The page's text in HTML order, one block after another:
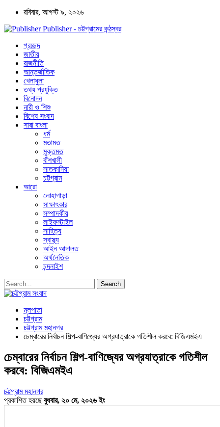
রবিবার, আগস্ট ৯, ২০২৬
Publisher - চট্টগ্রামের কন্ঠস্বর
প্রচ্ছদ
জাতীয়
রাজনীতি
আন্তর্জাতিক
খেলাধুলা
তথ্য প্রযুক্তি
বিনোদন
নারী ও শিশু
বিশেষ সংবাদ
সারা বাংলা
ধর্ম
মতামত
মুক্তমত
বাঁশখালী
সাতকানিয়া
চট্টগ্রাম
আরো
লোহাগাড়া
সাক্ষাৎকার
সম্পাদকীয়
লাইফস্টাইল
সাহিত্য
স্বাস্থ্য
আইন আদালত
অর্থনৈতিক
চন্দনাইশ
মূলপাতা
চট্টগ্রাম
চট্টগ্রাম মহানগর
চেম্বারের নির্বাচন শিল্প-বাণিজ্যের অগ্রযাত্রাকে গতিশীল করবে: বিজিএমইএ
চেম্বারের নির্বাচন শিল্প-বাণিজ্যের অগ্রযাত্রাকে গতিশীল
করবে: বিজিএমইএ
চট্টগ্রাম মহানগর
প্রকাশিত হয়ছেবুধবার, ২০ মে, ২০২৬ ইং